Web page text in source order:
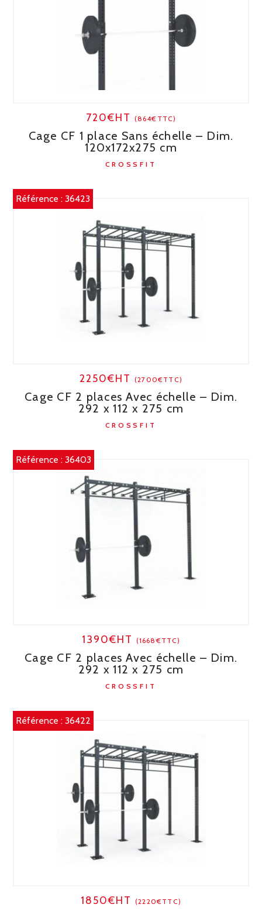
720€HT (864€TTC)
Cage CF 1 place Sans échelle – Dim.
120x172x275 cm
CROSSFIT
Référence :36423
2250€HT (2700€TTC)
Cage CF 2 places Avec échelle – Dim.
292 x 112 x 275 cm
CROSSFIT
Référence :36403
1390€HT (1668€TTC)
Cage CF 2 places Avec échelle – Dim.
292 x 112 x 275 cm
CROSSFIT
Référence :36422
1850€HT (2220€TTC)